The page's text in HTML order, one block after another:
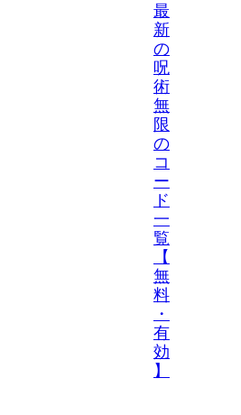
最
新
の
呪
術
無
限
の
コ
ー
ド
一
覧
【
無
料
・
有
効
】